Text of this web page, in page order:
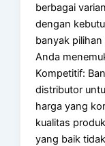
berbagai
dengan
banyak
Anda
Kompetitif:
distributor
harga yang
kualitas
yang baik